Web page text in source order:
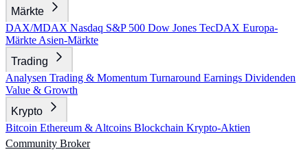
Märkte
DAX/MDAX Nasdaq S&P 500 Dow Jones TecDAX Europa-
Märkte Asien-Märkte
Trading
Analysen Trading & Momentum Turnaround Earnings Dividenden
Value & Growth
Krypto
Bitcoin Ethereum & Altcoins Blockchain Krypto-Aktien
Community Broker